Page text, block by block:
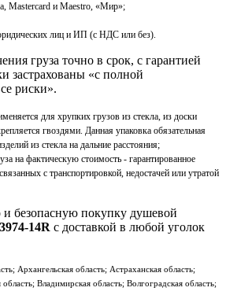
Mastercard и Maestro, «Мир»;
лиц и ИП (с НДС или без).
груза точно в срок, с гарантией
застрахованы «с полной
риски».
для хрупких грузов из стекла, из доски
гвоздями. Данная упаковка обязательная
из стекла на дальние расстояния;
на фактическую стоимость - гарантированное
с транспортировкой, недостачей или утратой
безопасную покупку душевой
14R с доставкой в любой уголок
Архангельская область; Астраханская область;
Владимирская область; Волгоградская область;